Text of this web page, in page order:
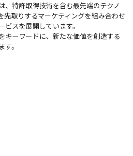
、特許取得技術を含む最先端のテクノ
先取りするマーケティングを組み合わせ
スを展開しています。
キーワードに、新たな価値を創造する
。